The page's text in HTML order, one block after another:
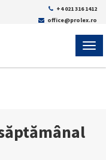
+4 021 316 1412
office@prolex.ro